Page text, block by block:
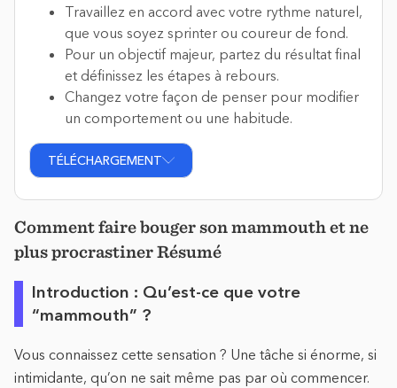
Travaillez en accord avec votre rythme naturel,
que vous soyez sprinter ou coureur de fond.
Pour un objectif majeur, partez du résultat final
et définissez les étapes à rebours.
Changez votre façon de penser pour modifier
un comportement ou une habitude.
TÉLÉCHARGEMENT
Comment faire bouger son mammouth et ne
plus procrastiner Résumé
Introduction : Qu’est-ce que votre
“mammouth” ?
Vous connaissez cette sensation ? Une tâche si énorme, si
intimidante, qu’on ne sait même pas par où commencer.